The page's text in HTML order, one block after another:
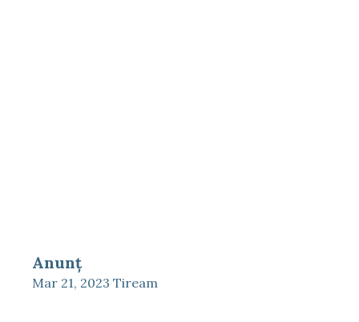
Anunț
Mar 21, 2023 Tiream